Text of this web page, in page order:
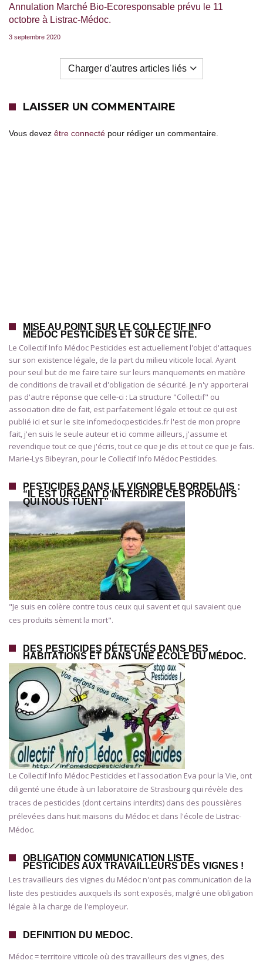
Annulation Marché Bio-Ecoresponsable prévu le 11
octobre à Listrac-Médoc.
3 septembre 2020
Charger d'autres articles liés
LAISSER UN COMMENTAIRE
Vous devez être connecté pour rédiger un commentaire.
MISE AU POINT SUR LE COLLECTIF INFO
MÉDOC PESTICIDES ET SUR CE SITE.
Le Collectif Info Médoc Pesticides est actuellement l'objet d'attaques
sur son existence légale, de la part du milieu viticole local. Ayant
pour seul but de me faire taire sur leurs manquements en matière
de conditions de travail et d'obligation de sécurité. Je n'y apporterai
pas d'autre réponse que celle-ci : La structure "Collectif" ou
association dite de fait, est parfaitement légale et tout ce qui est
publié ici et sur le site infomedocpesticides.fr l'est de mon propre
fait, j'en suis le seule auteur et ici comme ailleurs, j'assume et
revendique tout ce que j'écris, tout ce que je dis et tout ce que je fais.
Marie-Lys Bibeyran, pour le Collectif Info Médoc Pesticides.
PESTICIDES DANS LE VIGNOBLE BORDELAIS :
“IL EST URGENT D’INTERDIRE CES PRODUITS
QUI NOUS TUENT”
"Je suis en colère contre tous ceux qui savent et qui savaient que
ces produits sèment la mort".
DES PESTICIDES DÉTECTÉS DANS DES
HABITATIONS ET DANS UNE ÉCOLE DU MÉDOC.
Le Collectif Info Médoc Pesticides et l'association Eva pour la Vie, ont
diligenté une étude à un laboratoire de Strasbourg qui révèle des
traces de pesticides (dont certains interdits) dans des poussières
prélevées dans huit maisons du Médoc et dans l'école de Listrac-
Médoc.
OBLIGATION COMMUNICATION LISTE
PESTICIDES AUX TRAVAILLEURS DES VIGNES !
Les travailleurs des vignes du Médoc n'ont pas communication de la
liste des pesticides auxquels ils sont exposés, malgré une obligation
légale à la charge de l'employeur.
DEFINITION DU MEDOC.
Médoc = territoire viticole où des travailleurs des vignes, des